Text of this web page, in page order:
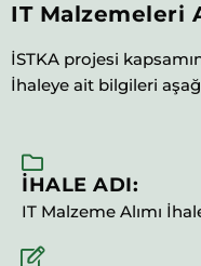
IT Malzemeleri
İSTKA projesi
İhaleye ait bilgileri
İHALE ADI:
IT Malzeme Alımı